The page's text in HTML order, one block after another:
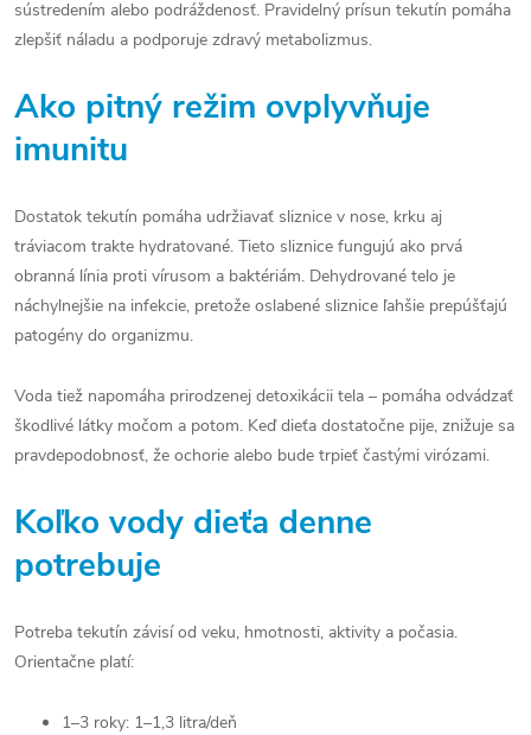
sústredením alebo podráždenosť. Pravidelný prísun tekutín pomáha
zlepšiť náladu a podporuje zdravý metabolizmus.
Ako pitný režim ovplyvňuje
imunitu
Dostatok tekutín pomáha udržiavať sliznice v nose, krku aj
tráviacom trakte hydratované. Tieto sliznice fungujú ako prvá
obranná línia proti vírusom a baktériám. Dehydrované telo je
náchylnejšie na infekcie, pretože oslabené sliznice ľahšie prepúšťajú
patogény do organizmu.
Voda tiež napomáha prirodzenej detoxikácii tela – pomáha odvádzať
škodlivé látky močom a potom. Keď dieťa dostatočne pije, znižuje sa
pravdepodobnosť, že ochorie alebo bude trpieť častými virózami.
Koľko vody dieťa denne
potrebuje
Potreba tekutín závisí od veku, hmotnosti, aktivity a počasia.
Orientačne platí:
1–3 roky: 1–1,3 litra/deň